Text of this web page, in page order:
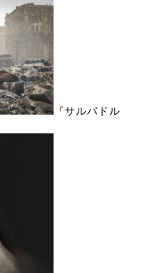
『サルバドル